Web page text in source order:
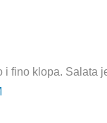
i fino klopa. Salata